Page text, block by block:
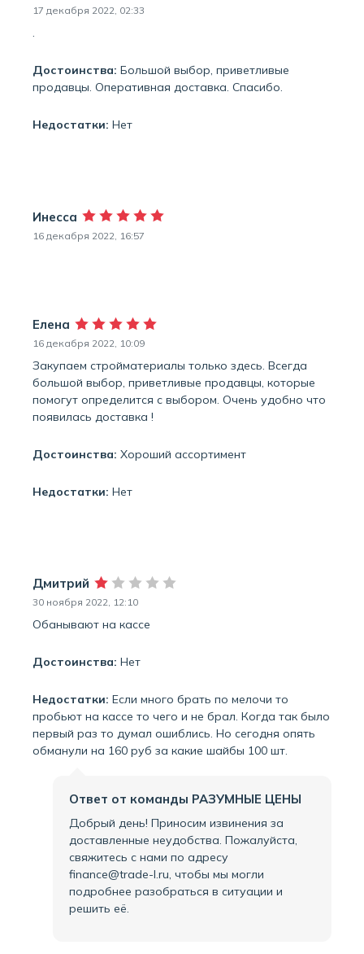
17 декабря 2022, 02:33
.
Достоинства: Большой выбор, приветливые
продавцы. Оперативная доставка. Спасибо.
Недостатки: Нет
Инесса
16 декабря 2022, 16:57
Елена
16 декабря 2022, 10:09
Закупаем стройматериалы только здесь. Всегда
большой выбор, приветливые продавцы, которые
помогут определится с выбором. Очень удобно что
появилась доставка !
Достоинства: Хороший ассортимент
Недостатки: Нет
Дмитрий
30 ноября 2022, 12:10
Обанывают на кассе
Достоинства: Нет
Недостатки: Если много брать по мелочи то
пробьют на кассе то чего и не брал. Когда так было
первый раз то думал ошиблись. Но сегодня опять
обманули на 160 руб за какие шайбы 100 шт.
Ответ от команды РАЗУМНЫЕ ЦЕНЫ
Добрый день! Приносим извинения за
доставленные неудобства. Пожалуйста,
свяжитесь с нами по адресу
finance@trade-l.ru, чтобы мы могли
подробнее разобраться в ситуации и
решить её.